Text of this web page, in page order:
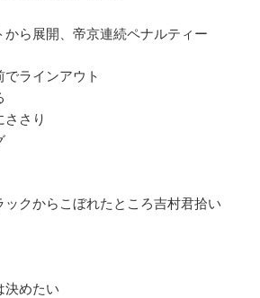
ら展開、帝京連続ペナルティー
ラインアウト
ささり
クからこぼれたところ吉村君拾い
決めたい